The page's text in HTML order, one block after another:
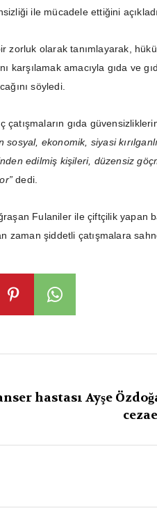
ile mücadele ettiğini
zorluk olarak tanımlayarak,
karşılamak amacıyla gıda ve
söyledi.
gıda
sosyal, ekonomik, siyasi
edilmiş kişileri, düzensiz
dedi.
Fulaniler ile çiftçilik yapan
zaman şiddetli çatışmalara
hastası Ayşe